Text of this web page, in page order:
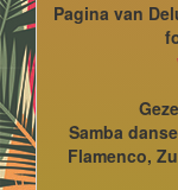
Pagina van
Samba
Flamenco,